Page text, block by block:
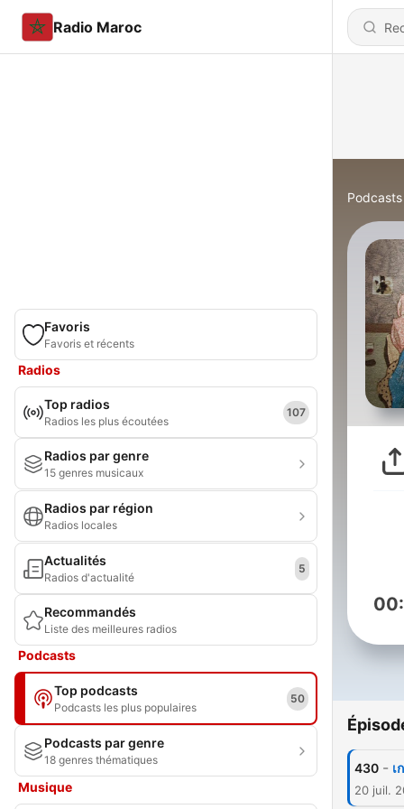
Radio Maroc
Favoris
Favoris et récents
Radios
Top radios
Radios les plus écoutées
107
Radios par genre
15 genres musicaux
Radios par région
Radios locales
Actualités
Radios d'actualité
5
Recommandés
Liste des meilleures radios
Podcasts
Top podcasts
Podcasts les plus populaires
50
Podcasts par genre
18 genres thématiques
Musique
Podcasts
430 - เ
20 juil.